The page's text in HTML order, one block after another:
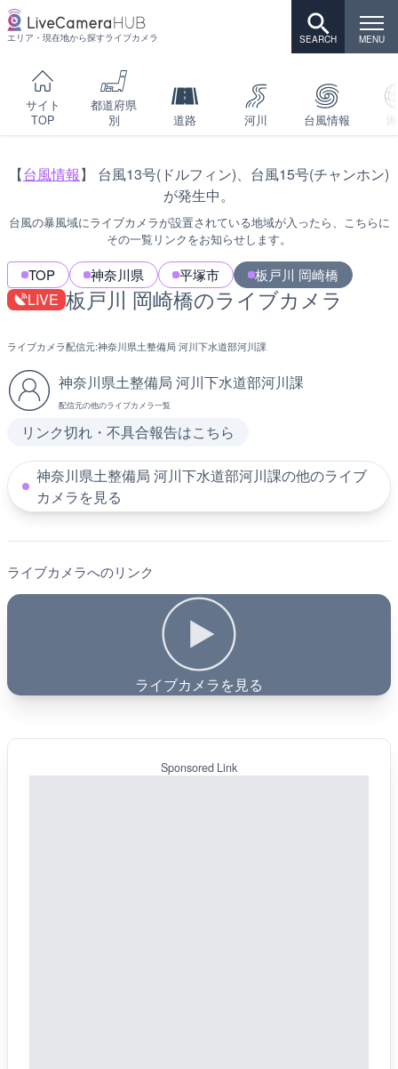
エリア・現在地から探すライブカメラ
サイト
TOP
都道府県
別
道路 河川 台風情報
【台風情報】 台風13号(ドルフィン)、台風15号(チャンホン)
が発生中。
台風の暴風域にライブカメラが設置されている地域が入ったら、こちらに
その一覧リンクをお知らせします。
TOP 神奈川県 平塚市 板戸川 岡崎橋
LIVE 板戸川 岡崎橋のライブカメラ
ライブカメラ配信元:神奈川県土整備局 河川下水道部河川課
神奈川県土整備局 河川下水道部河川課
配信元の他のライブカメラ一覧
リンク切れ・不具合報告はこちら
神奈川県土整備局 河川下水道部河川課の他のライブ
カメラを見る
ライブカメラへのリンク
ライブカメラを見る
Sponsored Link